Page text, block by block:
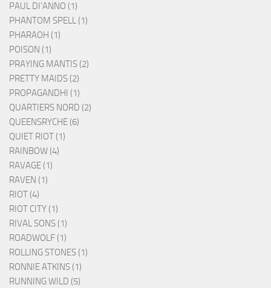
PAUL DI'ANNO (1)
PHANTOM SPELL (1)
PHARAOH (1)
POISON (1)
PRAYING MANTIS (2)
PRETTY MAIDS (2)
PROPAGANDHI (1)
QUARTIERS NORD (2)
QUEENSRYCHE (6)
QUIET RIOT (1)
RAINBOW (4)
RAVAGE (1)
RAVEN (1)
RIOT (4)
RIOT CITY (1)
RIVAL SONS (1)
ROADWOLF (1)
ROLLING STONES (1)
RONNIE ATKINS (1)
RUNNING WILD (5)